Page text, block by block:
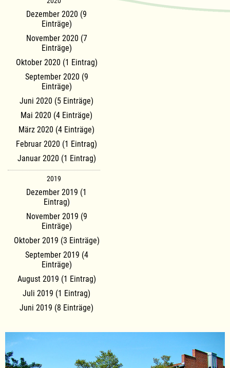
Dezember 2020 (9
Einträge)
November 2020 (7
Einträge)
Oktober 2020 (1 Eintrag)
September 2020 (9
Einträge)
Juni 2020 (5 Einträge)
Mai 2020 (4 Einträge)
März 2020 (4 Einträge)
Februar 2020 (1 Eintrag)
Januar 2020 (1 Eintrag)
2019
Dezember 2019 (1
Eintrag)
November 2019 (9
Einträge)
Oktober 2019 (3 Einträge)
September 2019 (4
Einträge)
August 2019 (1 Eintrag)
Juli 2019 (1 Eintrag)
Juni 2019 (8 Einträge)